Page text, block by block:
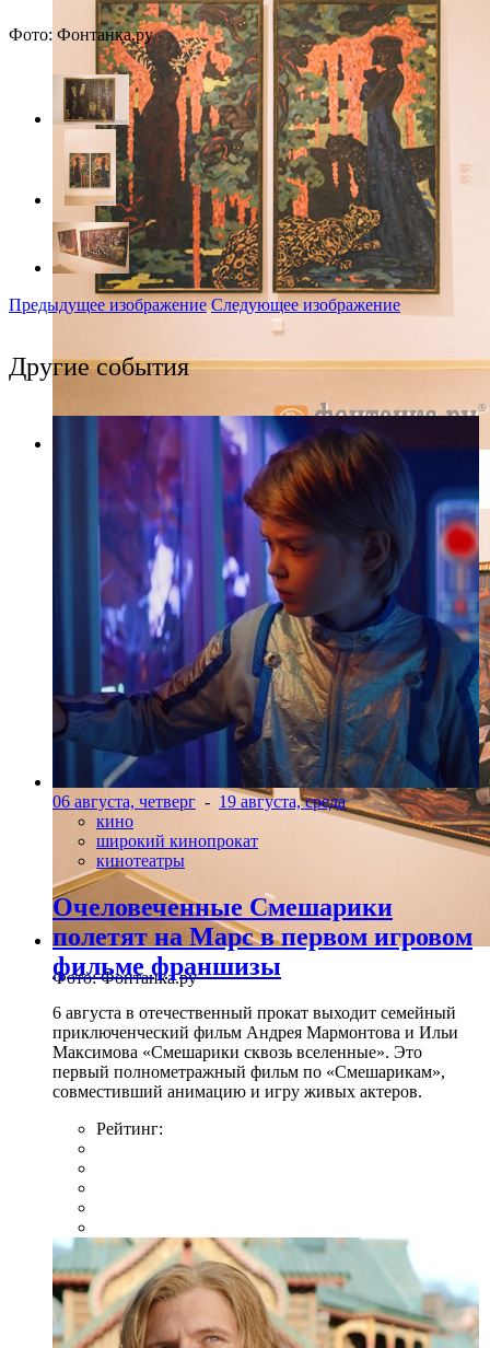
Фото: Фонтанка.ру
Фото: Фонтанка.ру
Фото: Фонтанка.ру
Предыдущее изображение Следующее изображение
Другие события
06 августа, четверг - 19 августа, среда
кино
широкий кинопрокат
кинотеатры
Очеловеченные Смешарики
полетят на Марс в первом игровом
фильме франшизы
6 августа в отечественный прокат выходит семейный
приключенческий фильм Андрея Мармонтова и Ильи
Максимова «Смешарики сквозь вселенные». Это
первый полнометражный фильм по «Смешарикам»,
совместивший анимацию и игру живых актеров.
Рейтинг: